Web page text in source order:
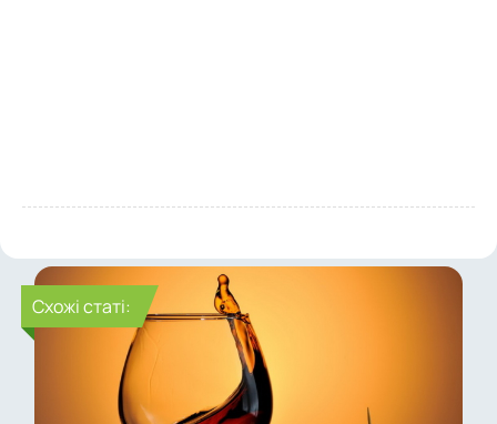
Cхожі статі: